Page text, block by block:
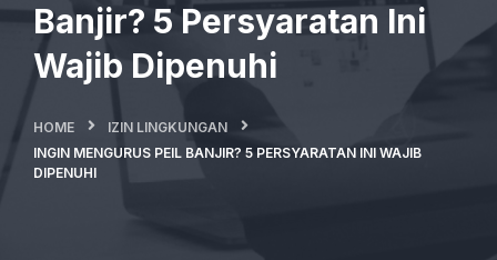
Banjir? 5 Persyaratan Ini
Wajib Dipenuhi
HOME
IZIN LINGKUNGAN
INGIN MENGURUS PEIL BANJIR? 5 PERSYARATAN INI WAJIB
DIPENUHI